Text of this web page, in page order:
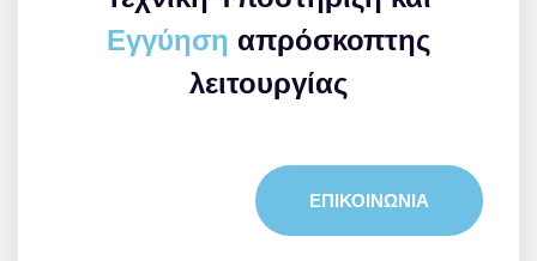
Εγγύηση απρόσκοπτης
λειτουργίας
ΕΠΙΚΟΙΝΩΝΙΑ